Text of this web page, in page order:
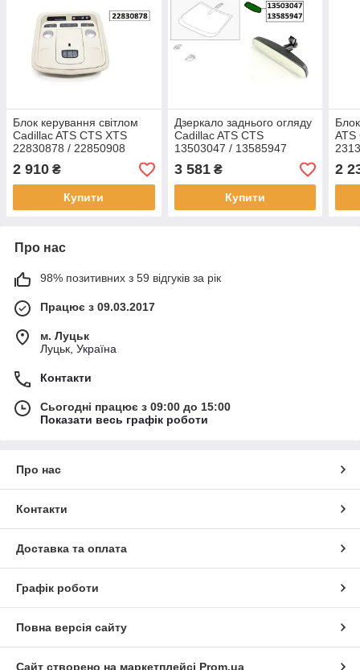
Блок керування світлом
Cadillac ATS CTS XTS
22830878 / 22850908
2 910 ₴
Купити
Дзеркало заднього огляду
Cadillac ATS CTS
13503047 / 13585947
3 581₴
Купити
ATS
2
Про нас
98% позитивних з 59 відгуків за рік
Працює з 09.03.2017
м. Луцьк
Луцьк, Україна
Контакти
Сьогодні працює з 09:00 до 15:00
Показати весь графік роботи
Про нас
Контакти
Доставка та оплата
Графік роботи
Повна версія сайту
Сайт створено на маркетплейсі Prom.ua